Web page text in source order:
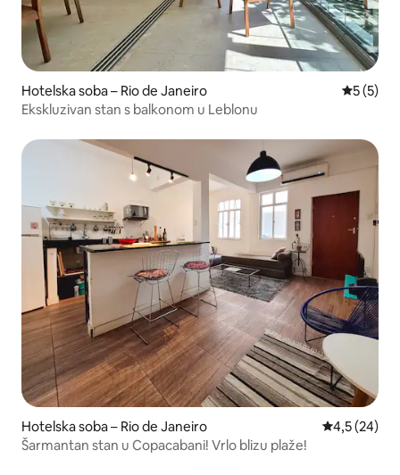
Hotelska soba – Rio de Janeiro
5 (5)
Ekskluzivan stan s balkonom u Leblonu
Hotelska soba – Rio de Janeiro Prosječna
4,5 (24)
Šarmantan stan u Copacabani! Vrlo blizu plaže!